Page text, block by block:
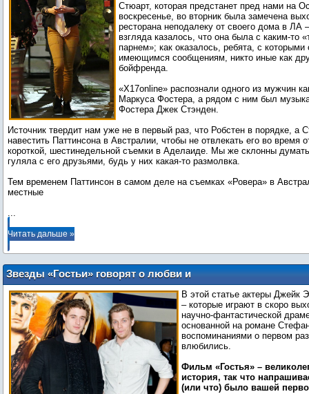
Стюарт, которая предстанет пред нами на
воскресенье, во вторник была замечена
ресторана неподалеку от своего дома в ЛА
взгляда казалось, что она была с каким-то
парнем»; как оказалось, ребята, с которыми
имеющимся сообщениям, никто иные как
бойфренда.
«X17online» распознали одного из мужчин
Маркуса Фостера, а рядом с ним был
Фостера Джек Стэнден.
Источник твердит нам уже не в первый раз, что Робстен в порядке, а
навестить Паттинсона в Австралии, чтобы не отвлекать его во время
короткой, шестинедельной съемки в Аделаиде. Мы же склонны
гуляла с его друзьями, будь у них какая-то размолвка.
Тем временем Паттинсон в самом деле на съемках «Ровера» в
...
Читать дальше »
Звезды «Гостьи» говорят о любви и
инопланетянах
В этой статье актеры Джейк
– которые играют в скоро
научно-фантастической
основанной на романе
воспоминаниями о первом
влюбились.
Фильм «Гостья» –
история, так что
(или что) было вашей